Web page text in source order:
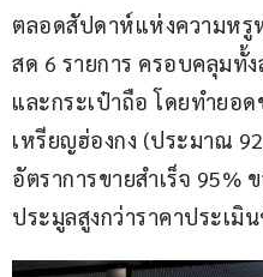
ตลอดสัปดาห์แห่งความหรู
สด 6 รายการ ครอบคลุม
และกระเป๋าถือ โดยทำยอ
เหรียญฮ่องกง (ประมาณ
อัตราการขายสำเร็จ 95%
ประมูลสูงกว่าราคาประเมิ